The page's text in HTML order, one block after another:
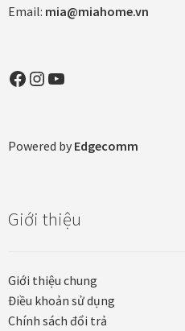
Email: mia@miahome.vn
Facebook
Instagram
YouTube
Powered by Edgecomm
Giới thiệu
Giới thiệu chung
Điều khoản sử dụng
Chính sách đổi trả